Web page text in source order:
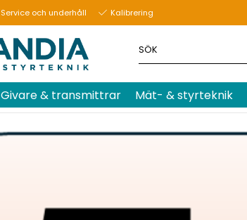
Service och underhåll Kalibrering
Givare & transmittrar Mät- & styrteknik